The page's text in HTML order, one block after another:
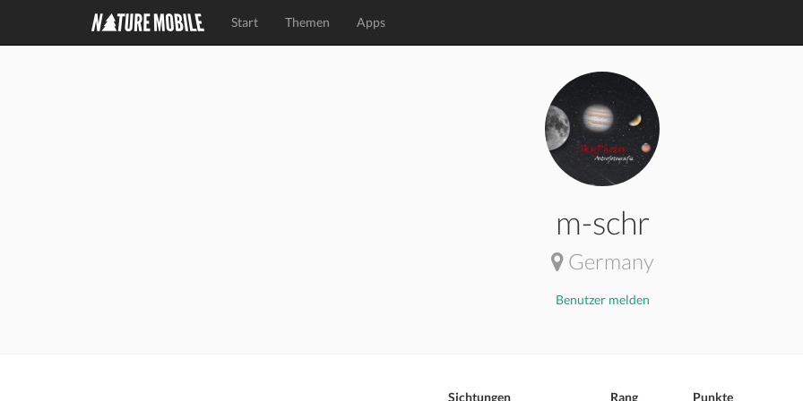
Start Themen Apps
m-schr
Germany
Benutzer melden
Sichtungen Rang Punkte